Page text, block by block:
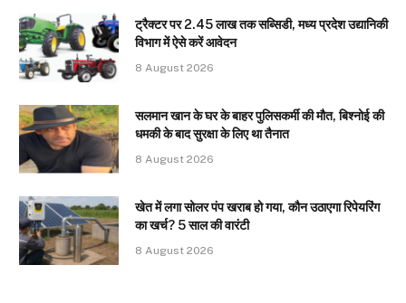
ट्रैक्टर पर 2.45 लाख तक सब्सिडी, मध्य प्रदेश उद्यानिकी
विभाग में ऐसे करें आवेदन
8 August 2026
सलमान खान के घर के बाहर पुलिसकर्मी की मौत, बिश्नोई की
धमकी के बाद सुरक्षा के लिए था तैनात
8 August 2026
खेत में लगा सोलर पंप खराब हो गया, कौन उठाएगा रिपेयरिंग
का खर्च? 5 साल की वारंटी
8 August 2026